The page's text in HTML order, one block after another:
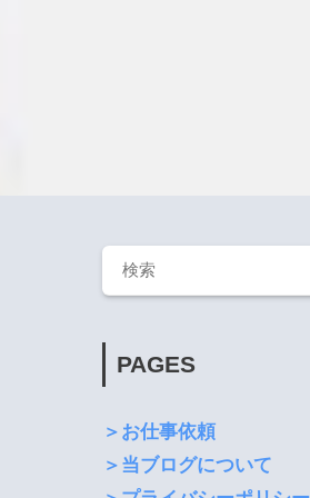
PAGES
＞お仕事依頼
＞当ブログについて